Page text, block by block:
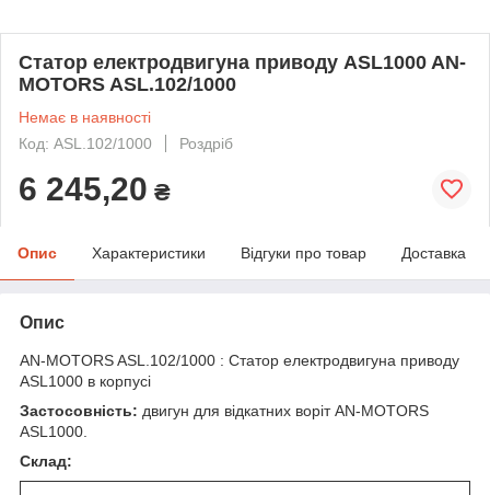
Статор електродвигуна приводу ASL1000 AN-
MOTORS ASL.102/1000
Немає в наявності
Код: ASL.102/1000
Роздріб
6 245,20 ₴
Опис Характеристики Відгуки про товар Доставка
Опис
AN-MOTORS ASL.102/1000 : Статор електродвигуна приводу
ASL1000 в корпусі
Застосовність: двигун для відкатних воріт AN-MOTORS
ASL1000.
Склад: